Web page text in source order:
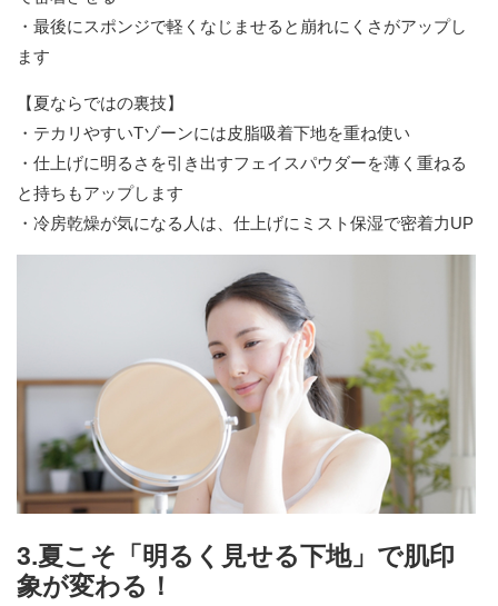
・最後にスポンジで軽くなじませると崩れにくさがアップし
ます
【夏ならではの裏技】
・テカリやすいTゾーンには皮脂吸着下地を重ね使い
・仕上げに明るさを引き出すフェイスパウダーを薄く重ねる
と持ちもアップします
・冷房乾燥が気になる人は、仕上げにミスト保湿で密着力UP
3.夏こそ「明るく見せる下地」で肌印
象が変わる！